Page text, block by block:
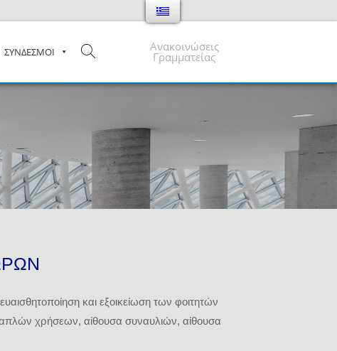
ΣΥΝΔΕΣΜΟΙ Ανακοινώσεις
Γραμματείας
και εξοικείωση των φοιτητών
χρήσεων, αίθουσα συναυλιών, αίθουσα